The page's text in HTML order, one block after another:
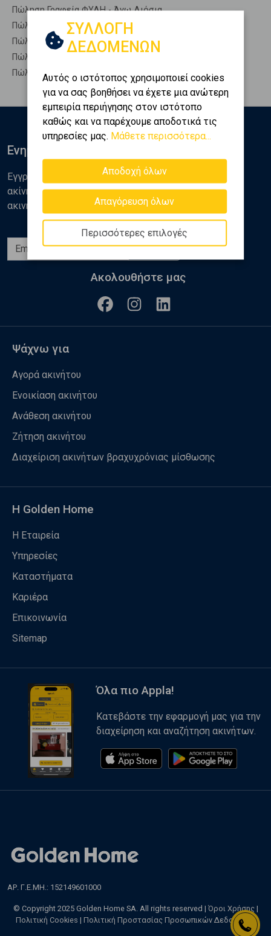
Πώληση Γραφεία ΦΥΛΗ - Άνω Λιόσια
Πώληση Καταστήματα ΦΥΛΗ - Άνω Λιόσια
Πώληση Ξενοδοχεία ΦΥΛΗ - Άνω Λιόσια
Πώληση Πάρκινγκ ΦΥΛΗ - Άνω Λιόσια
Πώληση Πώληση επιχείρησης ΦΥΛΗ - Άνω Λιόσια
ΣΥΛΛΟΓΗ
ΔΕΔΟΜΕΝΩΝ
Αυτός ο ιστότοπος χρησιμοποιεί cookies
για να σας βοηθήσει να έχετε μια ανώτερη
εμπειρία περιήγησης στον ιστότοπο
καθώς και να παρέχουμε αποδοτικά τις
υπηρεσίες μας. Μάθετε περισσότερα...
Αποδοχή όλων
Απαγόρευση όλων
Περισσότερες επιλογές
Ενημερωθείτε
Εγγραφείτε στο newsletter της Golden Home για νέα
ακίνητα, αναλύσεις και διάφορα θέματα της αγοράς
ακινήτων
Εγγραφή
Ακολουθήστε μας
Ψάχνω για
Αγορά ακινήτου
Ενοικίαση ακινήτου
Ανάθεση ακινήτου
Ζήτηση ακινήτου
Διαχείριση ακινήτων βραχυχρόνιας μίσθωσης
Η Golden Home
Η Εταιρεία
Υπηρεσίες
Καταστήματα
Καριέρα
Επικοινωνία
Sitemap
Όλα πιο Appla!
Κατεβάστε την εφαρμογή μας για την
διαχείρηση και αναζήτηση ακινήτων.
ΑΡ. Γ.Ε.ΜΗ.: 152149601000
© Copyright 2025 Golden Home SA. All rights reserved | Όροι Χρήσης |
Πολιτική Cookies | Πολιτική Προστασίας Προσωπικών Δεδομένων